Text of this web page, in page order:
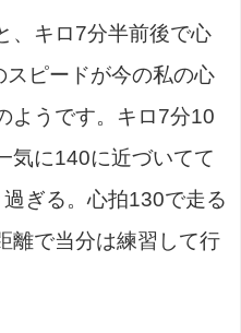
、キロ7分半前後で心
ピードが今の私の心
ようです。キロ7分10
気に140に近づいてて
ぎる。心拍130で走る
離で当分は練習して行